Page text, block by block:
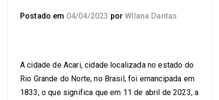
Postado em 04/04/2023 por Wllana Dantas
A cidade de Acari, cidade localizada no estado do
Rio Grande do Norte, no Brasil, foi emancipada em
1833, o que significa que em 11 de abril de 2023, a